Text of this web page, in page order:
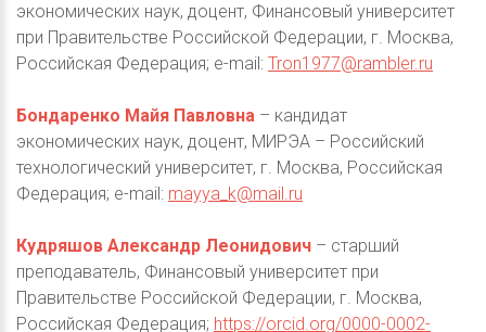
экономических наук, доцент, Финансовый университет
при Правительстве Российской Федерации, г. Москва,
Российская Федерация; e-mail: Tron1977@rambler.ru
Бондаренко Майя Павловна – кандидат
экономических наук, доцент, МИРЭА – Российский
технологический университет, г. Москва, Российская
Федерация; e-mail: mayya_k@mail.ru
Кудряшов Александр Леонидович – старший
преподаватель, Финансовый университет при
Правительстве Российской Федерации, г. Москва,
Российская Федерация; https://orcid.org/0000-0002-